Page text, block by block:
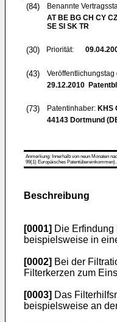
(84)
Benannte
AT BE BG CH CY
SE SI SK TR
(30) Priorität:
(43)
Veröffentlichungstag
29.12.2010
(73) Patentinhaber: KHS
44143 Dortmund
Anmerkung: Innerhalb von neun Monaten
99(1) Europäisches Patentübereinkommen).
Beschreibung
[0001] Die
beispielsweise in
[0002] Bei der
Filterkerzen zum
[0003] Das
beispielsweise an